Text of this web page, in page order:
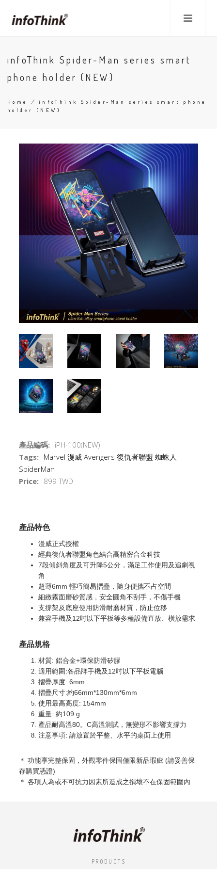
main
infoThink Spider-Man series smart
phone holder (NEW)
Breadcrumb
Home / infoThink Spider-Man series smart phone
holder (NEW)
產品編碼: iPH-100(NEW)
Tags: Marvel 漫威 Avengers 復仇者聯盟 蜘蛛人
SpiderMan
Price: 899 TWD
產品特色
漫威正式授權
經典復仇者聯盟角色結合高精密合金科技
7段傾斜角度及可升降5公分，滿足工作使用及追劇視
角
超薄6mm 輕巧簡易摺疊，隨身便攜不占空間
細緻霧面磨砂質感，安全圓角不刮手，不傷手機
支撐架及底座使用防滑耐磨材質，防止位移
兼容手機及12吋以下平板等多種設備直放、橫放需求
產品規格
材質: 鋁合金+環保防滑矽膠
適用範圍:各品牌手機及12吋以下平板電腦
摺疊厚度: 6mm
摺疊尺寸:約66mm*130mm*6mm
使用最高高度: 154mm
重量: 約109 g
產品耐高溫80。C高溫測試，無變形不影響支撐力
注意事項: 請放置於平整、水平的桌面上使用
＊ 功能享完整保固，外觀零件保固僅限新品瑕疵 (請妥善保
存購買憑證)
＊ 各項人為或不可抗力因素所造成之損壞不在保固範圍內
PRODUCTS